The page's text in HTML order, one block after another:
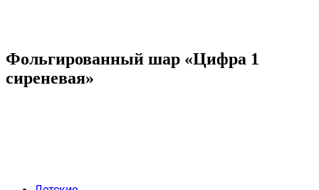
Фольгированный шар «Цифра 1
сиреневая»